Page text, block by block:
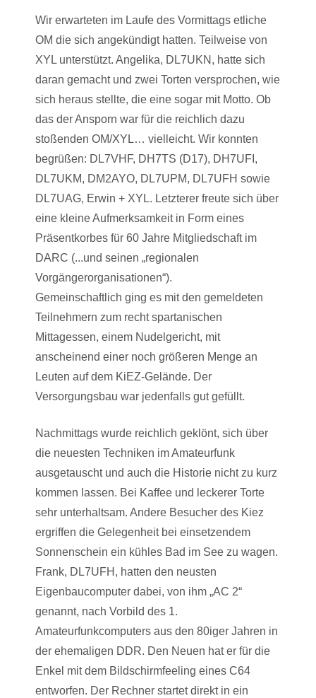
Wir erwarteten im Laufe des Vormittags etliche
OM die sich angekündigt hatten. Teilweise von
XYL unterstützt. Angelika, DL7UKN, hatte sich
daran gemacht und zwei Torten versprochen, wie
sich heraus stellte, die eine sogar mit Motto. Ob
das der Ansporn war für die reichlich dazu
stoßenden OM/XYL… vielleicht. Wir konnten
begrüßen: DL7VHF, DH7TS (D17), DH7UFI,
DL7UKM, DM2AYO, DL7UPM, DL7UFH sowie
DL7UAG, Erwin + XYL. Letzterer freute sich über
eine kleine Aufmerksamkeit in Form eines
Präsentkorbes für 60 Jahre Mitgliedschaft im
DARC (...und seinen „regionalen
Vorgängerorganisationen“).
Gemeinschaftlich ging es mit den gemeldeten
Teilnehmern zum recht spartanischen
Mittagessen, einem Nudelgericht, mit
anscheinend einer noch größeren Menge an
Leuten auf dem KiEZ-Gelände. Der
Versorgungsbau war jedenfalls gut gefüllt.
Nachmittags wurde reichlich geklönt, sich über
die neuesten Techniken im Amateurfunk
ausgetauscht und auch die Historie nicht zu kurz
kommen lassen. Bei Kaffee und leckerer Torte
sehr unterhaltsam. Andere Besucher des Kiez
ergriffen die Gelegenheit bei einsetzendem
Sonnenschein ein kühles Bad im See zu wagen.
Frank, DL7UFH, hatten den neusten
Eigenbaucomputer dabei, von ihm „AC 2“
genannt, nach Vorbild des 1.
Amateurfunkcomputers aus den 80iger Jahren in
der ehemaligen DDR. Den Neuen hat er für die
Enkel mit dem Bildschirmfeeling eines C64
entworfen. Der Rechner startet direkt in ein